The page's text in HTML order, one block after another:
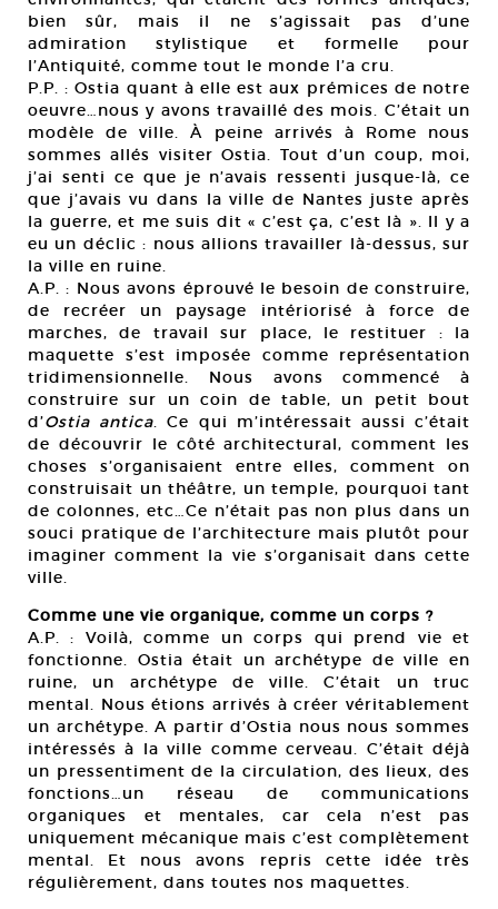
bien sûr, mais il ne s’agissait pas d’une
admiration stylistique et formelle pour
l’Antiquité, comme tout le monde l’a cru.
P.P. : Ostia quant à elle est aux prémices de notre
oeuvre…nous y avons travaillé des mois. C’était un
modèle de ville. À peine arrivés à Rome nous
sommes allés visiter Ostia. Tout d’un coup, moi,
j’ai senti ce que je n’avais ressenti jusque-là, ce
que j’avais vu dans la ville de Nantes juste après
la guerre, et me suis dit « c’est ça, c’est là ». Il y a
eu un déclic : nous allions travailler là-dessus, sur
la ville en ruine.
A.P. : Nous avons éprouvé le besoin de construire,
de recréer un paysage intériorisé à force de
marches, de travail sur place, le restituer : la
maquette s’est imposée comme représentation
tridimensionnelle. Nous avons commencé à
construire sur un coin de table, un petit bout
d’Ostia antica. Ce qui m’intéressait aussi c’était
de découvrir le côté architectural, comment les
choses s’organisaient entre elles, comment on
construisait un théâtre, un temple, pourquoi tant
de colonnes, etc…Ce n’était pas non plus dans un
souci pratique de l’architecture mais plutôt pour
imaginer comment la vie s’organisait dans cette
ville.
Comme une vie organique, comme un corps ?
A.P. : Voilà, comme un corps qui prend vie et
fonctionne. Ostia était un archétype de ville en
ruine, un archétype de ville. C’était un truc
mental. Nous étions arrivés à créer véritablement
un archétype. A partir d’Ostia nous nous sommes
intéressés à la ville comme cerveau. C’était déjà
un pressentiment de la circulation, des lieux, des
fonctions…un réseau de communications
organiques et mentales, car cela n’est pas
uniquement mécanique mais c’est complètement
mental. Et nous avons repris cette idée très
régulièrement, dans toutes nos maquettes.